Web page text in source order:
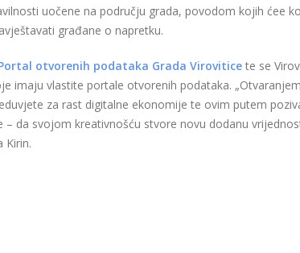
uočene na području grada, povodom kojih ćee
građane o napretku.
otvorenih podataka Grada Virovitice te se
imaju vlastite portale otvorenih podataka.
za rast digitalne ekonomije te ovim putem
– da svojom kreativnošću stvore novu dodanu
Kirin.